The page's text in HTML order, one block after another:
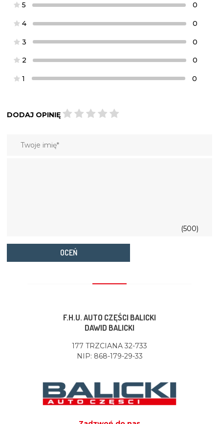
5 0
4 0
3 0
2 0
1 0
DODAJ OPINIĘ
(500)
OCEŃ
F.H.U. AUTO CZĘŚCI BALICKI
DAWID BALICKI
177 TRZCIANA 32-733
NIP: 868-179-29-33